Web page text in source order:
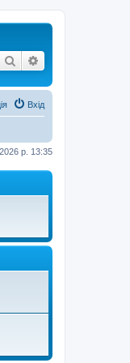
Пошук
Вхід
р. 13:35